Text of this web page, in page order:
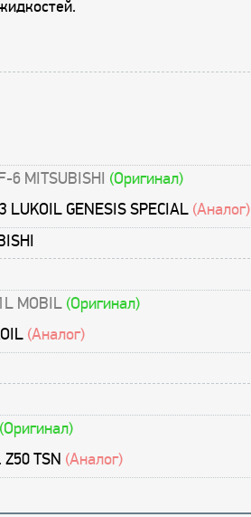
6 MITSUBISHI (Оригинал)
GENESIS SPECIAL (Аналог)
MOBIL (Оригинал)
(Аналог)
(Оригинал)
TSN (Аналог)